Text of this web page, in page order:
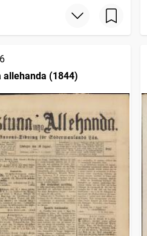
allehanda (1844)